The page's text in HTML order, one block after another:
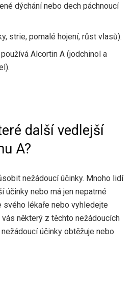
dýchání nebo dech páchnoucí
strie, pomalé hojení, růst vlasů).
Alcortin A (jodchinol a
další vedlejší
A?
nežádoucí účinky. Mnoho lidí
účinky nebo má jen nepatrné
svého lékaře nebo vyhledejte
některý z těchto nežádoucích
účinky obtěžuje nebo